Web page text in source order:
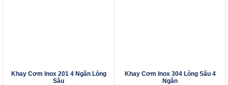
Khay Cơm Inox 201 4 Ngăn Lòng
Sâu
Khay Cơm Inox 304 Lòng Sâu 4
Ngăn